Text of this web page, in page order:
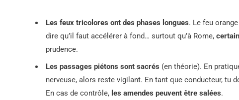
Les feux tricolores ont des phases longues. Le feu
dire qu’il faut accélérer à fond… surtout qu’à Rome,
prudence.
Les passages piétons sont sacrés (en théorie). En
nerveuse, alors reste vigilant. En tant que conducteur, tu
En cas de contrôle, les amendes peuvent être salées.